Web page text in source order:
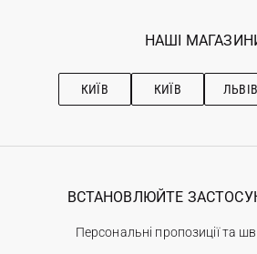
Ostriv Club+
Наші магазини
Рекомендації з
НАШІ
КИЇВ КИЇВ ЛЬВІВ
ВСТАНОВЛЮЙТЕ
Персональні пропозиції та